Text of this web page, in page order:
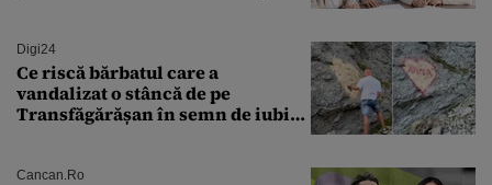
Digi24
Ce riscă bărbatul care a
vandalizat o stâncă de pe
Transfăgărășan în semn de iubire
Cancan.ro